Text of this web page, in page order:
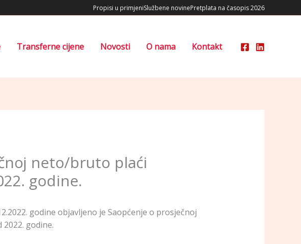
Propisi u primjeniSlužbene novinePretplata na časopis 2026
Transferne cijene Novosti O nama Kontakt
neto/bruto plaći
godine.
godine objavljeno je Saopćenje o prosječnoj
godine.